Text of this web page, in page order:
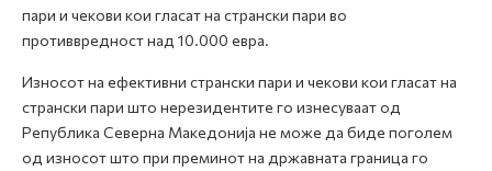
пари и чекови кои гласат на странски пари во
противвредност над 10.000 евра.
Износот на ефективни странски пари и чекови кои гласат на
странски пари што нерезидентите го изнесуваат од
Република Северна Македонија не може да биде поголем
од износот што при преминот на државната граница го